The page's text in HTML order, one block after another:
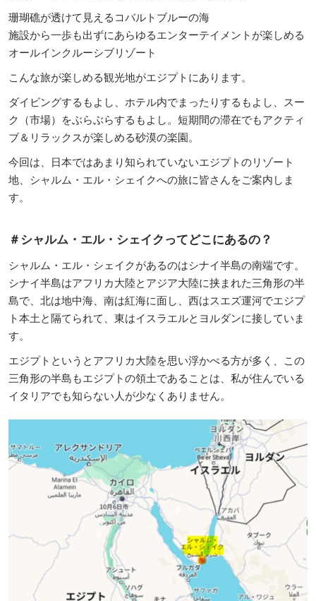
珊瑚礁が透けて見えるコバルトブルーの海
施設から一歩も出ずにあらゆるエンターテイメントが楽しめる
オールインクルーシブリゾート
こんな旅が楽しめる観光地がエジプトにあります。
ダイビングするもよし、ホテル内でまったりするもよし、スー
ク（市場）をぶらぶらするもよし。短期間の滞在でもアクティ
ブ＆リラックスが楽しめる砂漠の楽園。
今回は、日本ではあまり知られていないエジプトのリゾート
地、シャルム・エル・シェイクへの旅に皆さんをご案内しま
す。
＃シャルム・エル・シェイクってどこにあるの？
シャルム・エル・シェイクがあるのはシナイ半島の南端です。
シナイ半島はアフリカ大陸とアジア大陸に挟まれた三角形の半
島で、北は地中海、南は紅海に面し、西はスエズ運河でエジプ
ト本土と隔てられて、東はイスラエルとヨルダンに接していま
す。
エジプトというとアフリカ大陸を思い浮かべる方が多く、この
三角形の半島もエジプトの領土であることは、私が住んでいる
イタリアでも知らない人が少なくありません。